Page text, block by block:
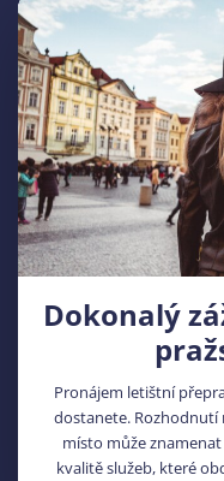
Dokonalý
Pronájem letištní
dostanete. Rozhodnutí
místo může
kvalitě služeb, které